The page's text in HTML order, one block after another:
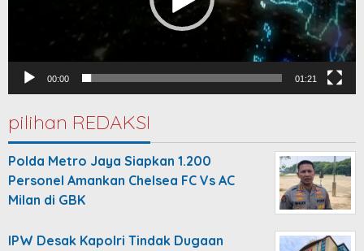
00:00 01:21
pilihan REDAKSI
Polda Metro Jaya Siapkan 1.200
Personel Amankan Chelsea FC Vs AC
Milan di GBK
IPW Desak Kapolri Tindak Dugaan